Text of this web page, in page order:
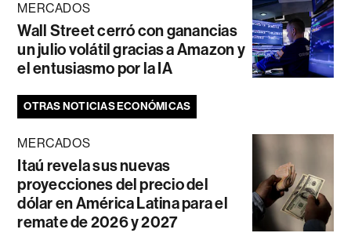
MERCADOS
Wall Street cerró con ganancias
un julio volátil gracias a Amazon y
el entusiasmo por la IA
OTRAS NOTICIAS ECONÓMICAS
MERCADOS
Itaú revela sus nuevas
proyecciones del precio del
dólar en América Latina para el
remate de 2026 y 2027